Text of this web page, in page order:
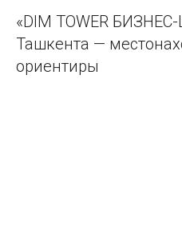
«DIM TOWER
Ташкента —
ориентиры